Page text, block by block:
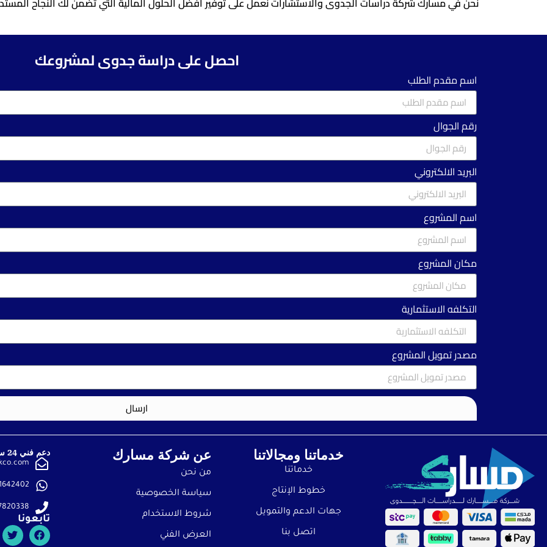
احصل على دراسة جدوى لمشروعك
اسم مقدم الطلب
رقم الجوال
البريد الالكتروني
اسم المشروع
مكان المشروع
التكلفه الاستثمارية
مصدر تمويل المشروع
ارسال
خدماتنا ومجالاتنا
خدماتنا
خطوط الإنتاج
جهات الدعم والتمويل
اتصل بنا
عن شركة مسارك
من نحن
سياسة الخصوصية
شروط الاستخدام
العرض الفني
دعم فني 24 ساعة على مدار اليوم
تابعونا